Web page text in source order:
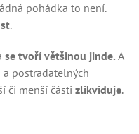
pohádka to není.
.
se tvoří většinou jinde. A
postradatelných
či menší části zlikviduje.